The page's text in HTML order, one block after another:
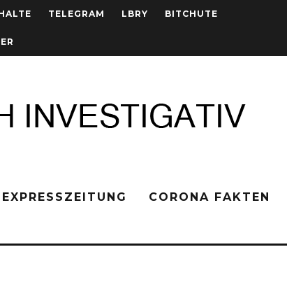
TELEGRAM LBRY BITCHUTE
EXPRESSZEITUNG CORONA FAKTEN